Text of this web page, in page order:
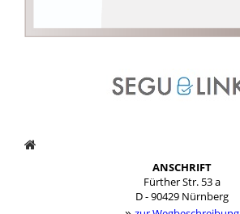
ANSCHRIFT
Fürther Str. 53 a
D - 90429 Nürnberg